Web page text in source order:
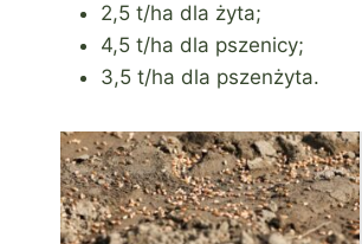
2,5 t/ha dla żyta;
4,5 t/ha dla pszenicy;
3,5 t/ha dla pszenżyta.